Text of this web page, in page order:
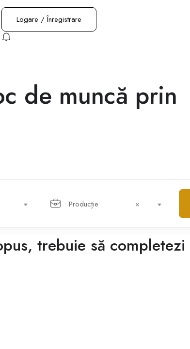
Logare / Înregistrare
de muncă prin
×
Producție
trebuie să